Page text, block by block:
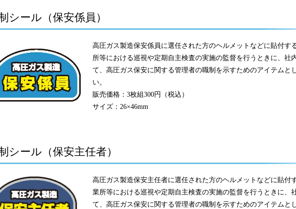
シール（保安係員）
高圧ガス製造保安係員に選任された方のヘルメットなどに貼付す
所等における巡視や定期自主検査の実施の監督を行うときに、社
て、高圧ガス保安に関する管理者の職制を示すためのアイテムと
い。
販売価格：3枚組300円（税込）
サイズ：26×46mm
シール（保安主任者）
高圧ガス製造保安主任者に選任された方のヘルメットなどに貼付
業所等における巡視や定期自主検査の実施の監督を行うときに、
て、高圧ガス保安に関する管理者の職制を示すためのアイテムと